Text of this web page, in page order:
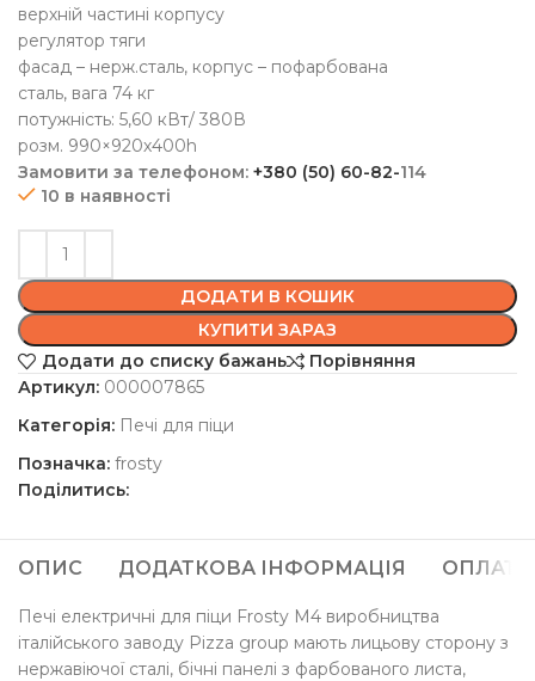
верхній частині корпусу
регулятор тяги
фасад – нерж.сталь, корпус – пофарбована
сталь, вага 74 кг
потужність: 5,60 кВт/ 380В
розм. 990×920х400h
Замовити за телефоном: +380 (50) 60-82-114
10 в наявності
ДОДАТИ В КОШИК
КУПИТИ ЗАРАЗ
Додати до списку бажань
Порівняння
Артикул: 000007865
Категорія: Печі для піци
Позначка: frosty
Поділитись:
ОПИС ДОДАТКОВА ІНФОРМАЦІЯ ОПЛАТА
Печі електричні для піци Frosty M4 виробництва
італійського заводу Pizza group мають лицьову сторону з
нержавіючої сталі, бічні панелі з фарбованого листа,